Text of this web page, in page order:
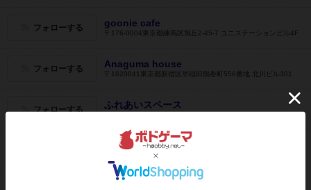
フォローする goonie cafe
〒176-0004東京都練馬区旭丘2-45-7 ユニステーションビル4F
フォローする Anaguma house
〒1620041東京都新宿区早稲田鶴巻町556番地 北川ビル301
フォローする ふれあいスペース
アソビCafe
〒101-0051東京都千代田区神田神保町1-32-42 堀井ビル1F